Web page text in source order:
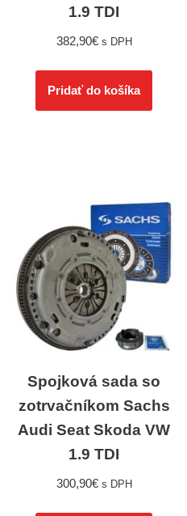
1.9 TDI
382,90€ s DPH
Pridať do košíka
Spojková sada so
zotrvačníkom Sachs
Audi Seat Skoda VW
1.9 TDI
300,90€ s DPH